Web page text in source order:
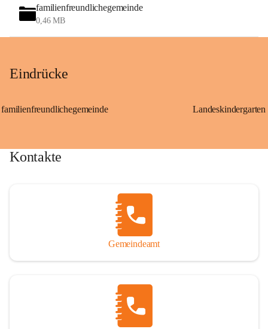
familienfreundlichegemeinde
0,46 MB
Eindrücke
familienfreundlichegemeinde
Kontakte
Gemeindeamt